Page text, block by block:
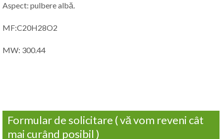
Aspect: pulbere albă.
MF:C20H28O2
MW: 300.44
Formular de solicitare ( vă vom reveni cât
mai curând posibil )